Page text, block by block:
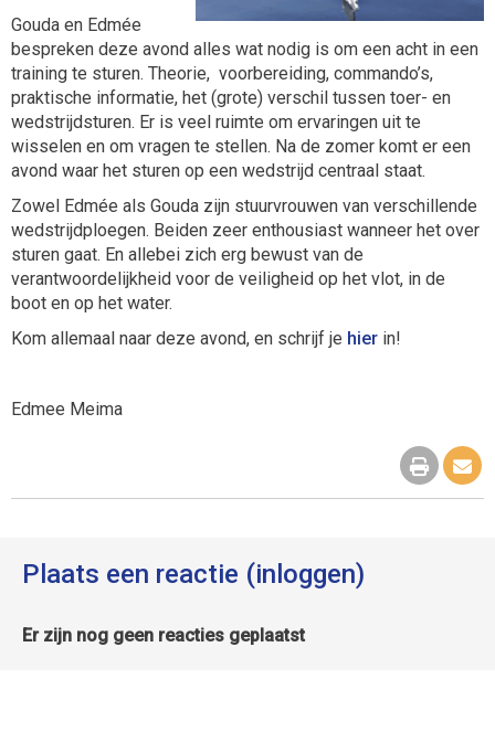
Gouda en Edmée
bespreken deze avond alles wat nodig is om een acht in een
training te sturen. Theorie, voorbereiding, commando’s,
praktische informatie, het (grote) verschil tussen toer- en
wedstrijdsturen. Er is veel ruimte om ervaringen uit te
wisselen en om vragen te stellen. Na de zomer komt er een
avond waar het sturen op een wedstrijd centraal staat.
Zowel Edmée als Gouda zijn stuurvrouwen van verschillende
wedstrijdploegen. Beiden zeer enthousiast wanneer het over
sturen gaat. En allebei zich erg bewust van de
verantwoordelijkheid voor de veiligheid op het vlot, in de
boot en op het water.
Kom allemaal naar deze avond, en schrijf je hier in!
Edmee Meima
Plaats een reactie (inloggen)
Er zijn nog geen reacties geplaatst